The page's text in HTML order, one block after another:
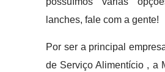
lanches, fale com a gente!
Por ser a principal
de Serviço Alimentício , a